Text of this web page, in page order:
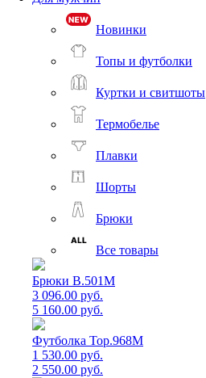
Новинки
Топы и футболки
Куртки и свитшоты
Термобелье
Плавки
Шорты
Брюки
Все товары
Брюки B.501M
3 096.00 руб.
5 160.00 руб.
Футболка Top.968M
1 530.00 руб.
2 550.00 руб.